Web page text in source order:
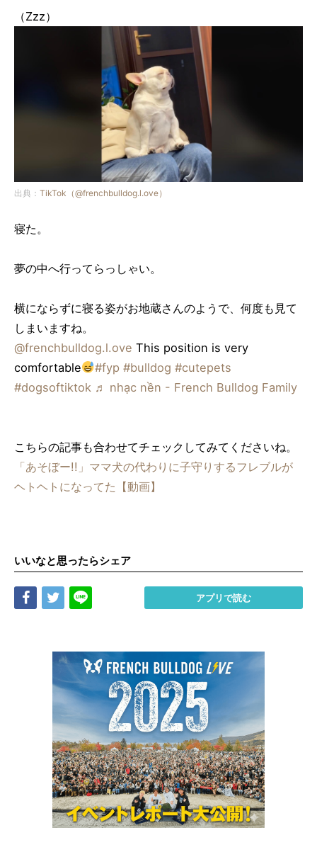
（Zzz）
出典： TikTok（@frenchbulldog.l.ove）
寝た。
夢の中へ行ってらっしゃい。
横にならずに寝る姿がお地蔵さんのようで、何度も見て
しまいますね。
@frenchbulldog.l.ove This position is very
comfortable
#fyp #bulldog #cutepets
#dogsoftiktok ♬ nhạc nền - French Bulldog Family
こちらの記事も合わせてチェックしてみてくださいね。
「あそぼー!!」ママ犬の代わりに子守りするフレブルが
ヘトヘトになってた【動画】
いいなと思ったらシェア
Share Tweet アプリで読む